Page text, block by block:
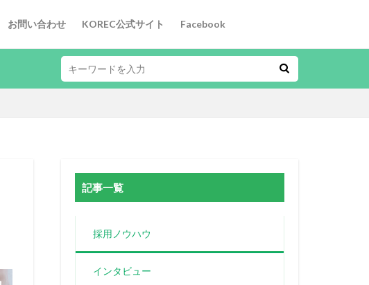
お問い合わせ KOREC公式サイト Facebook
記事一覧
採用ノウハウ
インタビュー